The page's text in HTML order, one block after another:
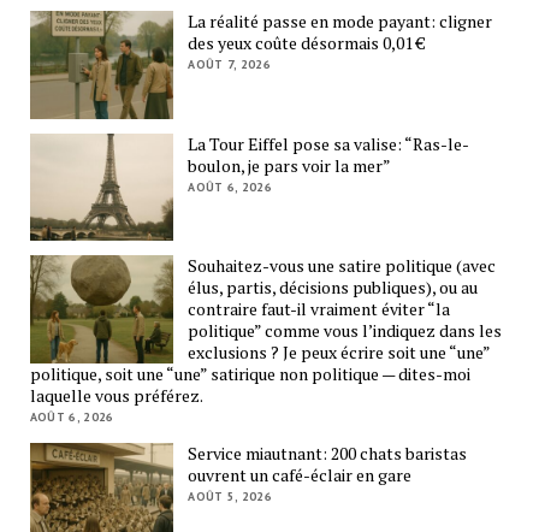
La réalité passe en mode payant: cligner
des yeux coûte désormais 0,01 €
AOÛT 7, 2026
La Tour Eiffel pose sa valise: “Ras-le-
boulon, je pars voir la mer”
AOÛT 6, 2026
Souhaitez-vous une satire politique (avec
élus, partis, décisions publiques), ou au
contraire faut-il vraiment éviter “la
politique” comme vous l’indiquez dans les
exclusions ? Je peux écrire soit une “une”
politique, soit une “une” satirique non politique — dites-moi
laquelle vous préférez.
AOÛT 6, 2026
Service miautnant: 200 chats baristas
ouvrent un café-éclair en gare
AOÛT 5, 2026